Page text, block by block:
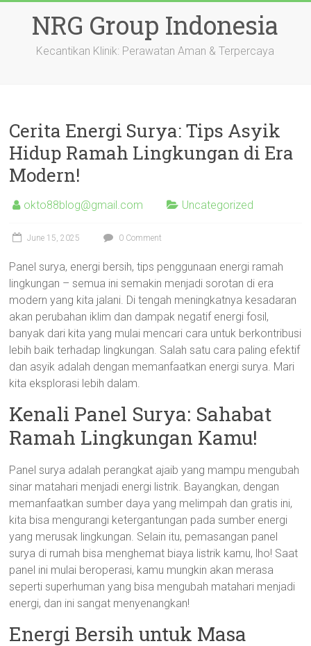
contentNRG Group Indonesia
Kecantikan Klinik: Perawatan Aman & Terpercaya
Cerita Energi Surya: Tips Asyik
Hidup Ramah Lingkungan di Era
Modern!
okto88blog@gmail.com Uncategorized
June 15, 2025 0 Comment
Panel surya, energi bersih, tips penggunaan energi ramah
lingkungan – semua ini semakin menjadi sorotan di era
modern yang kita jalani. Di tengah meningkatnya kesadaran
akan perubahan iklim dan dampak negatif energi fosil,
banyak dari kita yang mulai mencari cara untuk berkontribusi
lebih baik terhadap lingkungan. Salah satu cara paling efektif
dan asyik adalah dengan memanfaatkan energi surya. Mari
kita eksplorasi lebih dalam.
Kenali Panel Surya: Sahabat
Ramah Lingkungan Kamu!
Panel surya adalah perangkat ajaib yang mampu mengubah
sinar matahari menjadi energi listrik. Bayangkan, dengan
memanfaatkan sumber daya yang melimpah dan gratis ini,
kita bisa mengurangi ketergantungan pada sumber energi
yang merusak lingkungan. Selain itu, pemasangan panel
surya di rumah bisa menghemat biaya listrik kamu, lho! Saat
panel ini mulai beroperasi, kamu mungkin akan merasa
seperti superhuman yang bisa mengubah matahari menjadi
energi, dan ini sangat menyenangkan!
Energi Bersih untuk Masa